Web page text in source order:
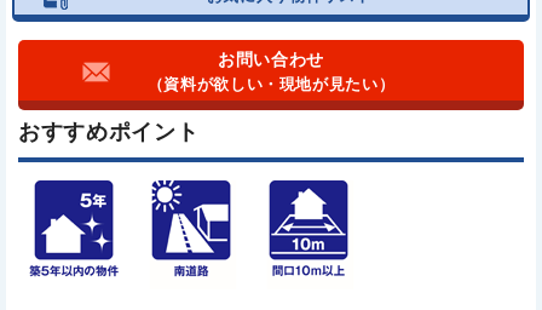
お問い合わせ
（資料が欲しい・現地が見たい）
おすすめポイント